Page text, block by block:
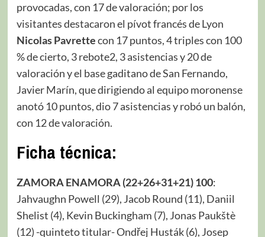
provocadas, con 17 de valoración; por los
visitantes destacaron el pívot francés de Lyon
Nicolas Pavrettecon 17 puntos, 4 triples con 100
% de cierto, 3 rebote2, 3 asistencias y 20 de
valoración y el base gaditano de San Fernando,
Javier Marín, que dirigiendo al equipo moronense
anotó 10 puntos, dio 7 asistencias y robó un balón,
con 12 de valoración.
Ficha técnica:
ZAMORA ENAMORA (22+26+31+21) 100:
Jahvaughn Powell (29), Jacob Round (11), Daniil
Shelist (4), Kevin Buckingham (7), Jonas Paukštè
(12) -quinteto titular- Ondřej Husták (6), Josep